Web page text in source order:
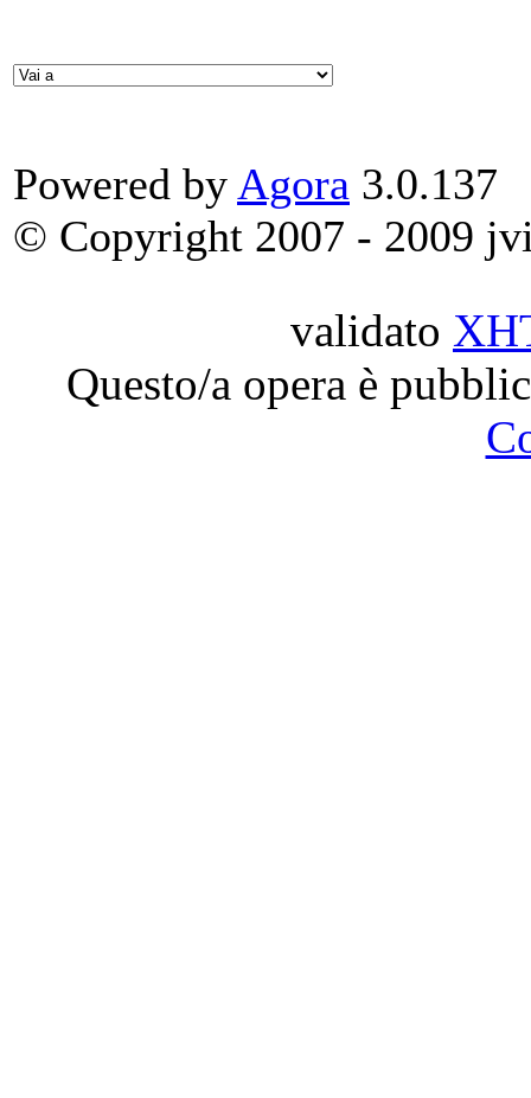
Powered by Agora 3.0.137
© Copyright 2007 - 2009
validato
Questo/a opera è